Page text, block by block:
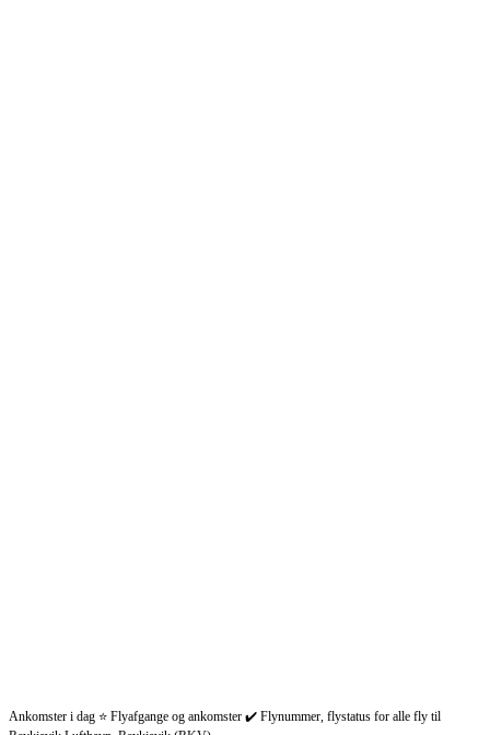
Ankomster i dag ⭐ Flyafgange og ankomster ✔️ Flynummer, flystatus for alle fly til